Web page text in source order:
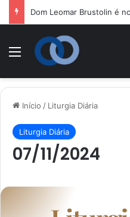
Menu
Início / Liturgia Diária
Liturgia Diária
07/11/2024